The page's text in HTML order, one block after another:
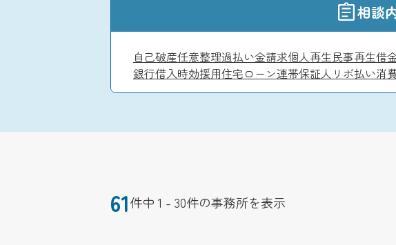
相談
自己破産任意整理過払い金請求個人再生民事再生借
銀行借入時効援用住宅ローン連帯保証人 リボ払い消
61件中 1 - 30件の事務所を表示